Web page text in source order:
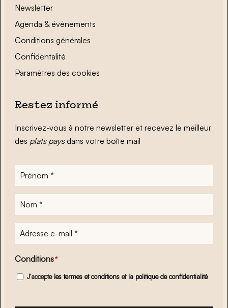
Newsletter
Agenda & événements
Conditions générales
Confidentalité
Paramètres des cookies
Restez informé
Inscrivez-vous à notre newsletter et recevez le meilleur
des plats paysdans votre boîte mail
Prénom
Nom
Adresse
e-
mail*
Conditions*
J'accepte les termes et conditions et la politique de confidentialité